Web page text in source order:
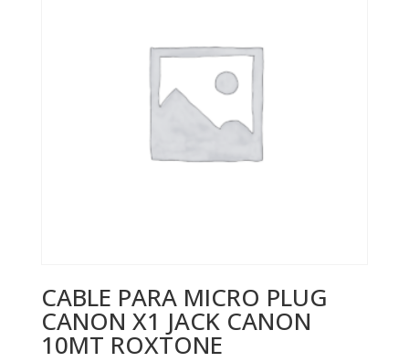
CABLE PARA MICRO PLUG
CANON X1 JACK CANON
10MT ROXTONE